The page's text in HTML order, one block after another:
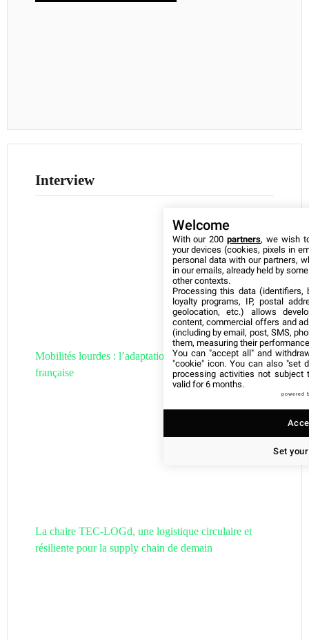
Interview
Mobilités lourdes : l’adaptation de la filière hydrogène
française
La chaire TEC-LOGd, une logistique circulaire et
résiliente pour la supply chain de demain
Welcome
With our 200partners, we wish
your devices (cookies, pixels in
personal data with our partners,
in our emails, already held by
other contexts.
Processing this data (identifiers,
loyalty programs, IP, postal
geolocation, etc.) allows
content, commercial offers and
(including by email, post, SMS,
them, measuring their
You can "accept all" and
"cookie" icon. You can also "set
processing activities not subject
valid for 6 months.
powered
Set